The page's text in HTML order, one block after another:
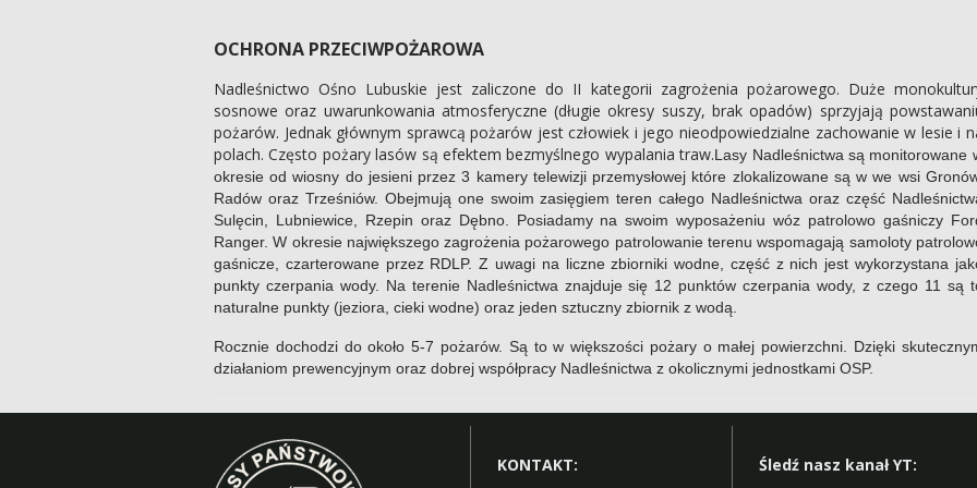
OCHRONA PRZECIWPOŻAROWA
Nadleśnictwo Ośno Lubuskie jest zaliczone do II kategorii zagrożenia pożarowego. Duże
sosnowe oraz uwarunkowania atmosferyczne (długie okresy suszy, brak opadów) sprzyjają
pożarów. Jednak głównym sprawcą pożarów jest człowiek i jego nieodpowiedzialne zachowanie w lesie i
polach. Często pożary lasów są efektem bezmyślnego wypalania traw.Lasy Nadleśnictwa są monitorowane
okresie od wiosny do jesieni przez 3 kamery telewizji przemysłowej które zlokalizowane są w we wsi
Radów oraz Trześniów. Obejmują one swoim zasięgiem teren całego Nadleśnictwa oraz część
Sulęcin, Lubniewice, Rzepin oraz Dębno. Posiadamy na swoim wyposażeniu wóz patrolowo gaśniczy
Ranger. W okresie największego zagrożenia pożarowego patrolowanie terenu wspomagają samoloty
gaśnicze, czarterowane przez RDLP. Z uwagi na liczne zbiorniki wodne, część z nich jest wykorzystana
punkty czerpania wody. Na terenie Nadleśnictwa znajduje się 12 punktów czerpania wody, z czego 11 są
naturalne punkty (jeziora, cieki wodne) oraz jeden sztuczny zbiornik z wodą.
Rocznie dochodzi do około 5-7 pożarów. Są to w większości pożary o małej powierzchni. Dzięki
działaniom prewencyjnym oraz dobrej współpracy Nadleśnictwa z okolicznymi jednostkami OSP.
KONTAKT: Śledź nasz kanał YT: